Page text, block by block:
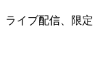
ライブ配信、限